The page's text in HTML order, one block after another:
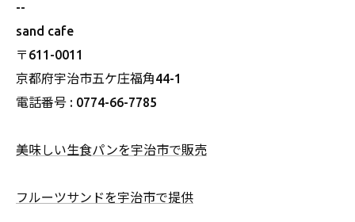
--
sand cafe
〒611-0011
京都府宇治市五ケ庄福角44-1
電話番号 : 0774-66-7785
美味しい生食パンを宇治市で販売
フルーツサンドを宇治市で提供